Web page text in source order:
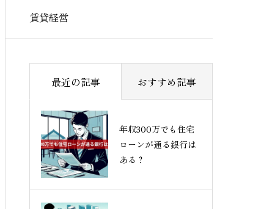
賃貸経営
最近の記事 おすすめ記事
年収300万でも住宅
ローンが通る銀行は
ある？